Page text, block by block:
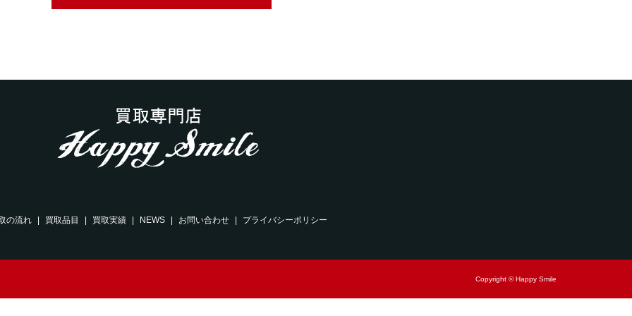
の流れ 買取品目 買取実績 NEWS お問い合わせ プライバシーポリシー
Copyright © Happy Smile